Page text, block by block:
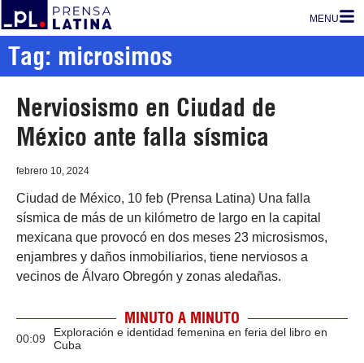
MENU
Tag: microsimos
Nerviosismo en Ciudad de
México ante falla sísmica
febrero 10, 2024
Ciudad de México, 10 feb (Prensa Latina) Una falla
sísmica de más de un kilómetro de largo en la capital
mexicana que provocó en dos meses 23 microsismos,
enjambres y daños inmobiliarios, tiene nerviosos a
vecinos de Álvaro Obregón y zonas aledañas.
MINUTO A MINUTO
00:09
Exploración e identidad femenina en feria del libro en
Cuba